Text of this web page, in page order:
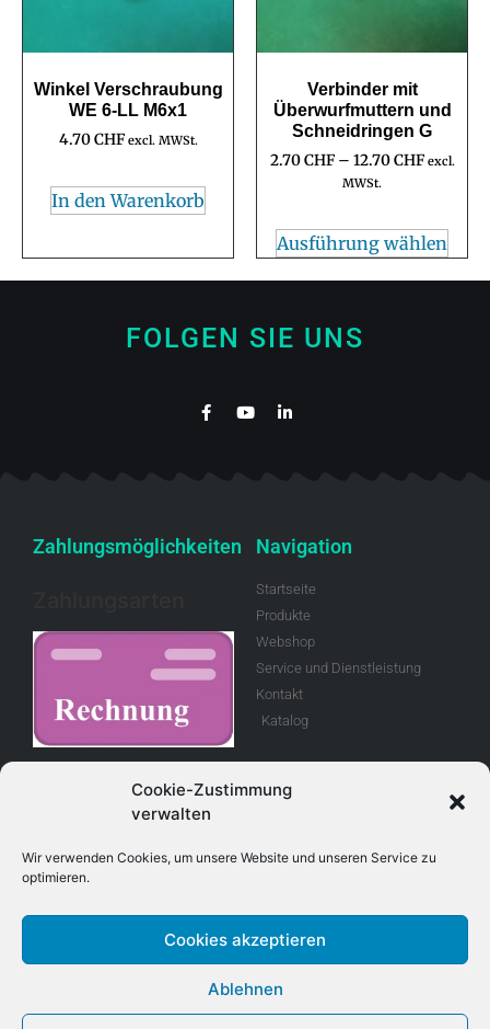
Cookie-Zustimmung
verwalten
Wir verwenden Cookies, um unsere Website und unseren Service zu
optimieren.
Cookies akzeptieren
Ablehnen
Winkel Verschraubung
WE 6-LL M6x1
4.70CHF excl. MWSt.
In den Warenkorb
Verbinder mit
Überwurfmuttern und
Schneidringen G
2.70CHF – 12.70CHF excl.
MWSt.
Ausführung wählen
FOLGEN SIE UNS
Zahlungsmöglichkeiten
Geschäftsbedingungen
Retouren
Navigation
Startseite
Produkte
Webshop
Service und Dienstleistung
Kontakt
Katalog
Adresse
Treboux Fahrzeug - Technik AG
Kontakt